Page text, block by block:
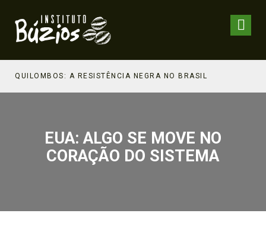
QUILOMBOS: A RESISTÊNCIA NEGRA NO BRASIL
EUA: ALGO SE MOVE NO
CORAÇÃO DO SISTEMA